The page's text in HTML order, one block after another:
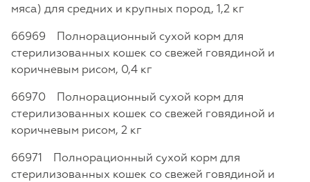
мяса) для средних и крупных пород, 1,2 кг
66969 Полнорационный сухой корм для
стерилизованных кошек со cвежей говядиной и
коричневым рисом, 0,4 кг
66970 Полнорационный сухой корм для
стерилизованных кошек со cвежей говядиной и
коричневым рисом, 2 кг
66971 Полнорационный сухой корм для
стерилизованных кошек со cвежей говядиной и